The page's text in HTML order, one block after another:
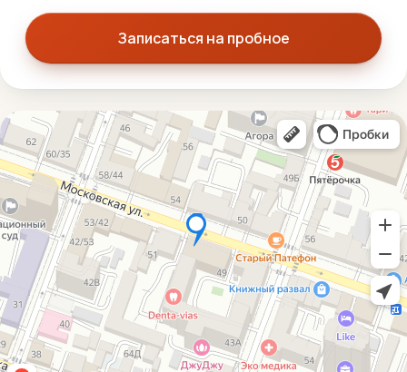
Записаться на пробное